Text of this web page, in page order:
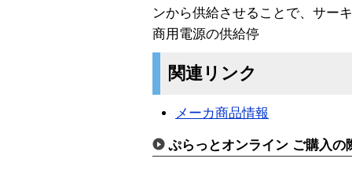
ンから供給させることで、サー
商用電源の供給停
関連リンク
メーカ商品情報
ぷらっとオンライン ご購入の